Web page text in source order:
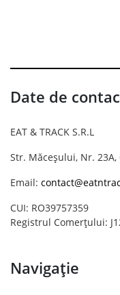
Date de
EAT & TRACK S.R.L
Str. Măceșului, Nr.
Email:
CUI: RO39757359
Registrul Comerțului:
Navigație